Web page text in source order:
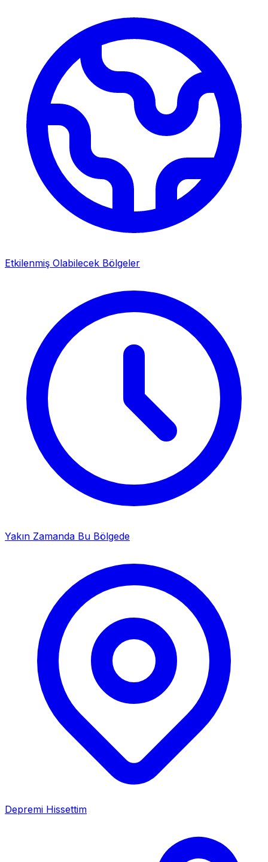
Etkilenmiş Olabilecek Bölgeler
Yakın Zamanda Bu Bölgede
Depremi Hissettim